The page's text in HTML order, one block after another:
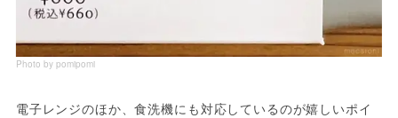
Photo by pomipomi
電子レンジのほか、食洗機にも対応しているのが嬉しいポイ